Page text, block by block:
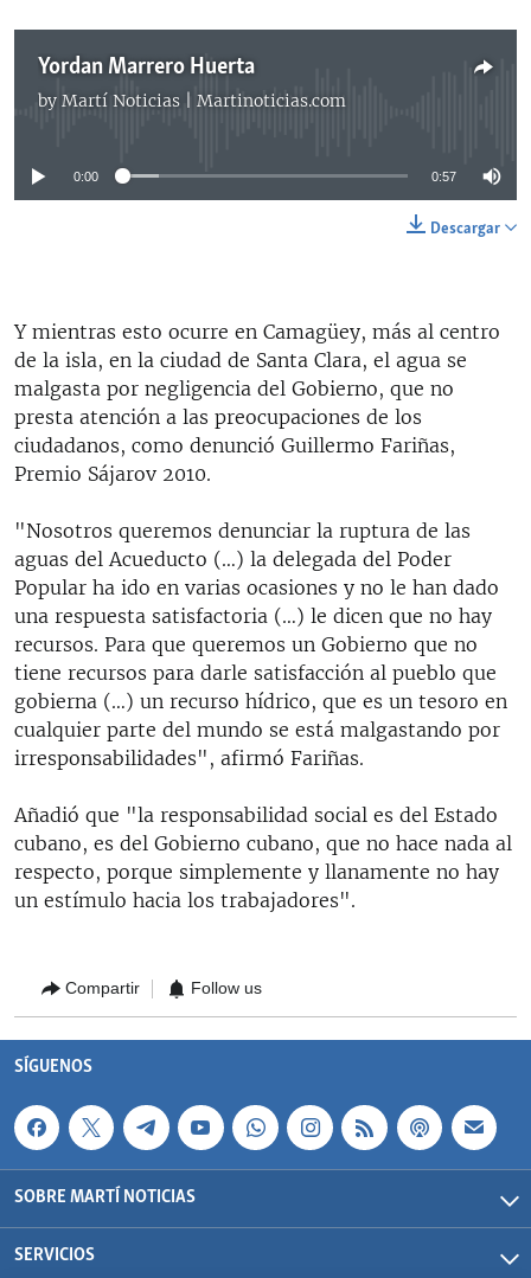
Yordan Marrero Huerta
by Martí Noticias | Martinoticias.com
No media source currently available
0:00 0:57
Descargar
Y mientras esto ocurre en Camagüey, más al centro
de la isla, en la ciudad de Santa Clara, el agua se
malgasta por negligencia del Gobierno, que no
presta atención a las preocupaciones de los
ciudadanos, como denunció Guillermo Fariñas,
Premio Sájarov 2010.
"Nosotros queremos denunciar la ruptura de las
aguas del Acueducto (…) la delegada del Poder
Popular ha ido en varias ocasiones y no le han dado
una respuesta satisfactoria (…) le dicen que no hay
recursos. Para que queremos un Gobierno que no
tiene recursos para darle satisfacción al pueblo que
gobierna (…) un recurso hídrico, que es un tesoro en
cualquier parte del mundo se está malgastando por
irresponsabilidades", afirmó Fariñas.
Añadió que "la responsabilidad social es del Estado
cubano, es del Gobierno cubano, que no hace nada al
respecto, porque simplemente y llanamente no hay
un estímulo hacia los trabajadores".
Compartir Follow us
SÍGUENOS
SOBRE MARTÍ NOTICIAS
SERVICIOS